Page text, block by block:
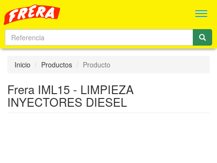
Inicio Productos Producto
Frera IML15 - LIMPIEZA
INYECTORES DIESEL